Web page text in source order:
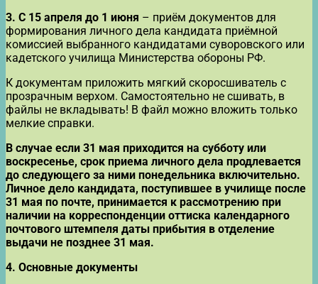
3. С 15 апреля до 1 июня – приём документов для
формирования личного дела кандидата приёмной
комиссией выбранного кандидатами суворовского или
кадетского училища Министерства обороны РФ.
К документам приложить мягкий скоросшиватель с
прозрачным верхом. Самостоятельно не сшивать, в
файлы не вкладывать! В файл можно вложить только
мелкие справки.
В случае если 31 мая приходится на субботу или
воскресенье, срок приема личного дела продлевается
до следующего за ними понедельника включительно.
Личное дело кандидата, поступившее в училище после
31 мая по почте, принимается к рассмотрению при
наличии на корреспонденции оттиска календарного
почтового штемпеля даты прибытия в отделение
выдачи не позднее 31 мая.
4. Основные документы